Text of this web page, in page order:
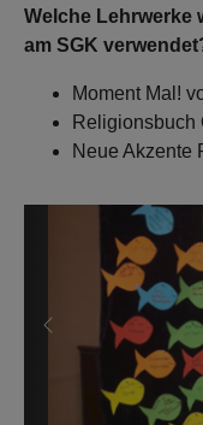
Welche Lehrwerke
am SGK
Moment Mal!
Religionsbuch
Neue Akzente
Zurück